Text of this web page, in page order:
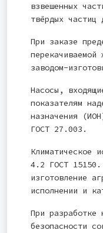
взвешенных
твёрдых
При заказе
перекачиваемой
заводом-
Насосы,
показателям
назначения
ГОСТ 27.003.
Климатическое
4.2 ГОСТ 15150.
изготовление
исполнении и
При разработке
безопасности